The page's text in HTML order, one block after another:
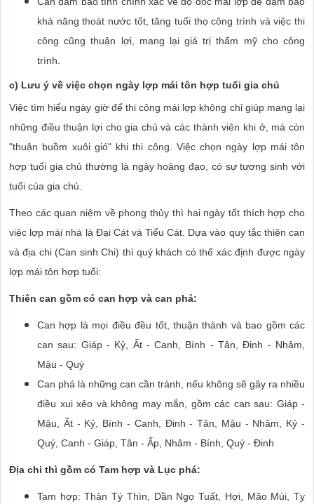
khả năng thoát nước tốt, tăng tuổi thọ công trình và việc thi
công cũng thuận lợi, mang lại giá trị thẩm mỹ cho công
trình.
c) Lưu ý về việc chọn ngày lợp mái tôn hợp tuổi gia chủ
Việc tìm hiểu ngày giờ để thi công mái lợp không chỉ giúp mang lại
những điều thuận lợi cho gia chủ và các thành viên khi ở, mà còn
"thuận buồm xuôi gió" khi thi công. Việc chọn ngày lợp mái tôn
hợp tuổi gia chủ thường là ngày hoàng đạo, có sự tương sinh với
tuổi của gia chủ.
Theo các quan niệm về phong thủy thì hai ngày tốt thích hợp cho
việc lợp mái nhà là Đại Cát và Tiểu Cát. Dựa vào quy tắc thiên can
và địa chi (Can sinh Chi) thì quý khách có thể xác định được ngày
lợp mái tôn hợp tuổi:
Thiên can gồm có can hợp và can phá:
Can hợp là mọi điều đều tốt, thuận thành và bao gồm các
can sau: Giáp - Kỷ, Ất - Canh, Bính - Tân, Đinh - Nhâm,
Mậu - Quý
Can phá là những can cần tránh, nếu không sẽ gây ra nhiều
điều xui xẻo và không may mắn, gồm các can sau: Giáp -
Mậu, Ất - Kỷ, Bính - Canh, Đinh - Tân, Mậu - Nhâm, Kỷ -
Quý, Canh - Giáp, Tân - Ấp, Nhâm - Bính, Quý - Đinh
Địa chi thì gồm có Tam hợp và Lục phá:
Tam hợp: Thân Tý Thìn, Dần Ngọ Tuất, Hợi, Mão Mùi, Tỵ